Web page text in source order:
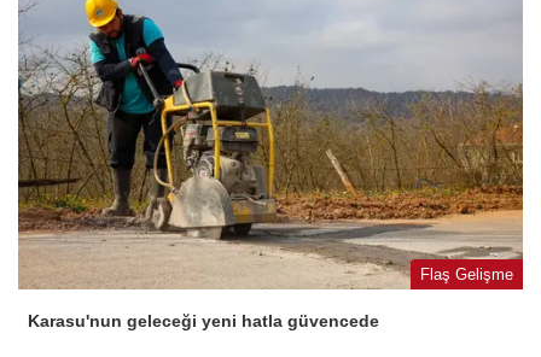
Flaş Gelişme
Karasu'nun geleceği yeni hatla güvencede